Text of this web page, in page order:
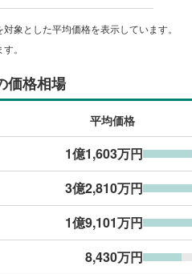
象とした平均価格を表示しています。
。
価格相場
平均価格
1億1,603万円
3億2,810万円
1億9,101万円
8,430万円